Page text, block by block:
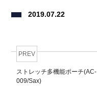
2019.07.22
PREV
ストレッチ多機能ポーチ(AC-
009/Sax)